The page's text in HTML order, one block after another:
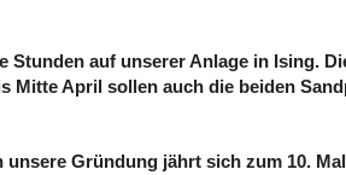
auf unserer Anlage in Ising.
April sollen auch die beiden
Gründung jährt sich zum 10.